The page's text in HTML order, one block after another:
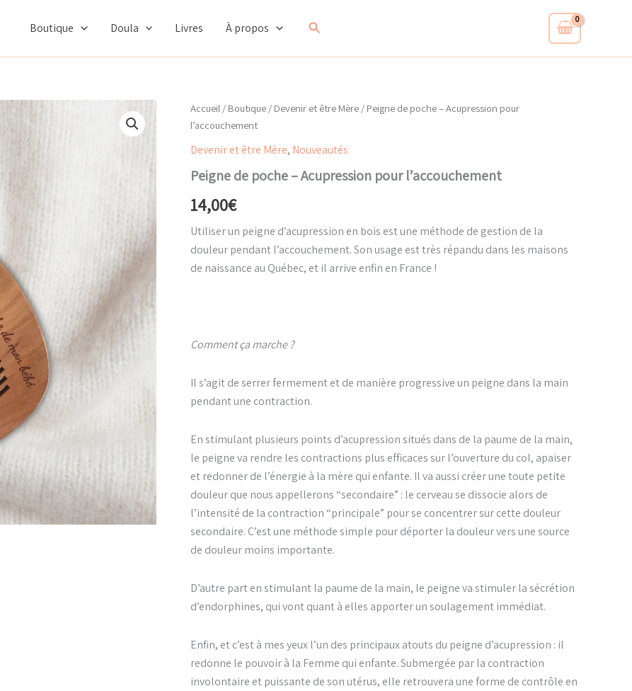
Boutique Doula Livres À propos Rechercher
Accueil / Boutique / Devenir et être Mère / Peigne de poche – Acupression pour
l’accouchement
Devenir et être Mère, Nouveautés
Peigne de poche – Acupression pour l’accouchement
14,00€
Utiliser un peigne d’acupression en bois est une méthode de gestion de la
douleur pendant l’accouchement. Son usage est très répandu dans les maisons
de naissance au Québec, et il arrive enfin en France !
Comment ça marche ?
Il s’agit de serrer fermement et de manière progressive un peigne dans la main
pendant une contraction.
En stimulant plusieurs points d’acupression situés dans de la paume de la main,
le peigne va rendre les contractions plus efficaces sur l’ouverture du col, apaiser
et redonner de l’énergie à la mère qui enfante. Il va aussi créer une toute petite
douleur que nous appellerons “secondaire” : le cerveau se dissocie alors de
l’intensité de la contraction “principale” pour se concentrer sur cette douleur
secondaire. C’est une méthode simple pour déporter la douleur vers une source
de douleur moins importante.
D’autre part en stimulant la paume de la main, le peigne va stimuler la sécrétion
d’endorphines, qui vont quant à elles apporter un soulagement immédiat.
Enfin, et c’est à mes yeux l’un des principaux atouts du peigne d’acupression : il
redonne le pouvoir à la Femme qui enfante. Submergée par la contraction
involontaire et puissante de son utérus, elle retrouvera une forme de contrôle en